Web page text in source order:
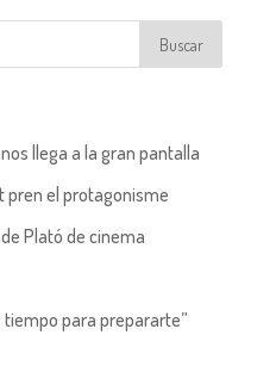
llega a la gran pantalla
pren el protagonisme
Plató de cinema
tiempo para prepararte”